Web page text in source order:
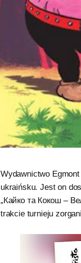
Wydawnictwo
ukraińsku. Jest on
„Кайко та Кокош –
trakcie turnieju